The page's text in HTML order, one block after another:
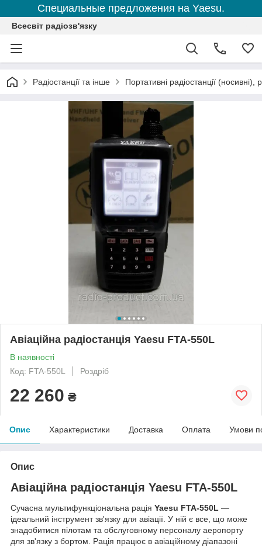
Специальные предложения на Yaesu.
Всесвіт радіозв'язку
Радіостанції та інше Портативні радіостанції (носивні),
Авіаційна радіостанція Yaesu FTA-550L
В наявності
Код: FTA-550L
Роздріб
22 260 ₴
Опис Характеристики Доставка Оплата Умови
Опис
Авіаційна радіостанція Yaesu FTA-550L
Сучасна мультифункціональна рація Yaesu FTA-550L —
ідеальний інструмент зв'язку для авіації. У ній є все, що може
знадобитися пілотам та обслуговному персоналу аеропорту
для зв'язку з бортом. Рація працює в авіаційному діапазоні